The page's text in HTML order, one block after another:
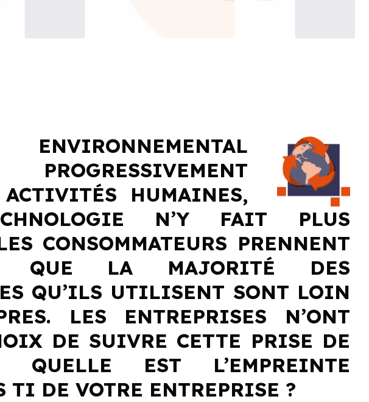
HUMAINES,
N’Y FAIT PLUS
CONSOMMATEURS PRENNENT
QUE LA MAJORITÉ DES
QU’ILS UTILISENT SONT LOIN
LES ENTREPRISES N’ONT
DE SUIVRE CETTE PRISE DE
QUELLE EST L’EMPREINTE
TI DE VOTRE ENTREPRISE ?